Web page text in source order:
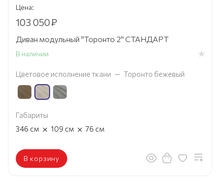
Цена:
103 050₽
Диван модульный "Торонто 2" СТАНДАРТ
В наличии
Цветовое исполнение ткани — Торонто бежевый
Габариты
346 см × 109 см × 76 см
В корзину